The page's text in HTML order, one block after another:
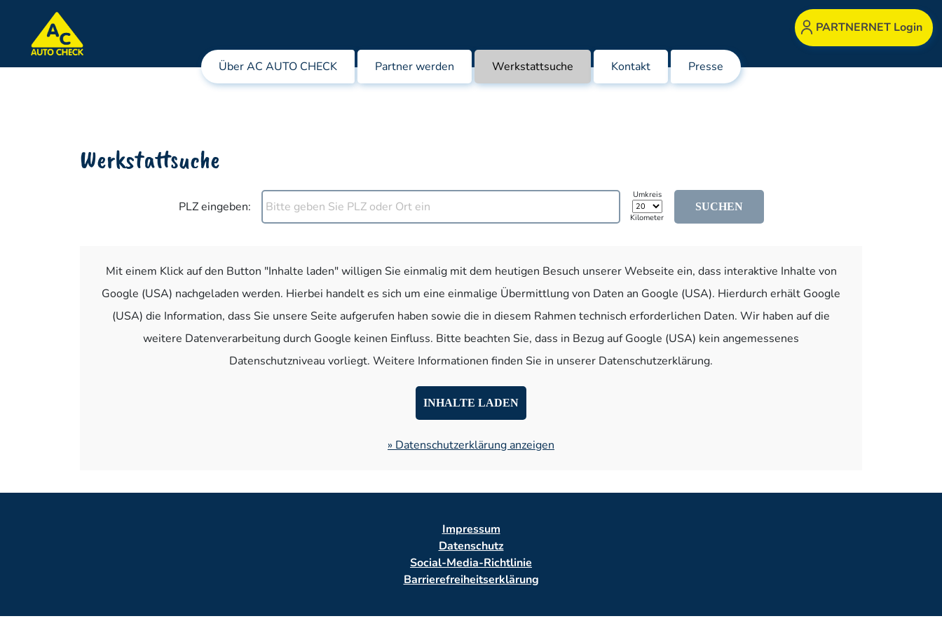
PARTNERNET Login
Über AC AUTO CHECK Partner werden Werkstattsuche Kontakt Presse
Werkstattsuche
PLZ eingeben:
Umkreis
Kilometer
Mit einem Klick auf den Button "Inhalte laden" willigen Sie einmalig mit dem heutigen Besuch unserer Webseite ein, dass interaktive Inhalte von
Google (USA) nachgeladen werden. Hierbei handelt es sich um eine einmalige Übermittlung von Daten an Google (USA). Hierdurch erhält Google
(USA) die Information, dass Sie unsere Seite aufgerufen haben sowie die in diesem Rahmen technisch erforderlichen Daten. Wir haben auf die
weitere Datenverarbeitung durch Google keinen Einfluss. Bitte beachten Sie, dass in Bezug auf Google (USA) kein angemessenes
Datenschutzniveau vorliegt. Weitere Informationen finden Sie in unserer Datenschutzerklärung.
INHALTE LADEN
» Datenschutzerklärung anzeigen
Impressum
Datenschutz
Social-Media-Richtlinie
Barrierefreiheitserklärung